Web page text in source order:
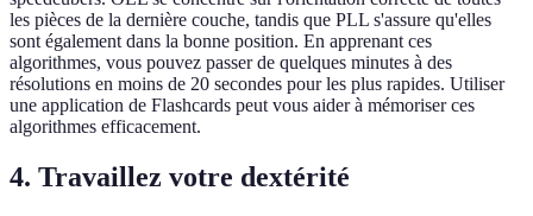
les pièces de la dernière couche, tandis que PLL s'assure qu'elles
sont également dans la bonne position. En apprenant ces
algorithmes, vous pouvez passer de quelques minutes à des
résolutions en moins de 20 secondes pour les plus rapides. Utiliser
une application de Flashcards peut vous aider à mémoriser ces
algorithmes efficacement.
4. Travaillez votre dextérité